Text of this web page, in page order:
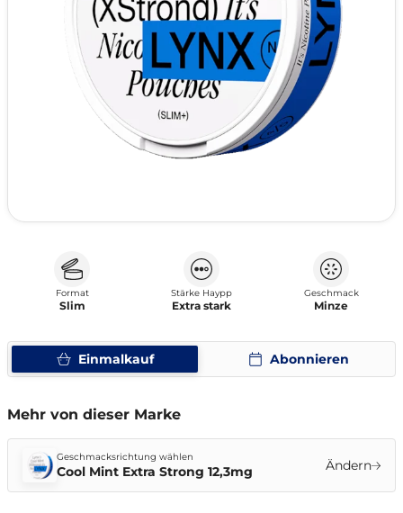
Einmalkauf Abonnieren
Format
Slim
Stärke Haypp
Extra stark
Geschmack
Minze
Mehr von dieser Marke
Geschmacksrichtung wählen
Cool Mint Extra Strong 12,3mg Ändern